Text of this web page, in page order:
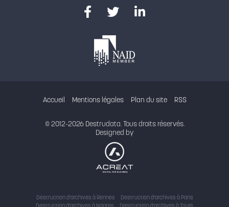
Accueil Mentions légales Plan du site RSS
© 2012-2026 Destrudata. Tous droits réservés.
Designed by
Destruction d'archives à Rennes
Destruction d'archives à Paris
Destruction d'archives à Nantes
Destruction d'archives à Tours